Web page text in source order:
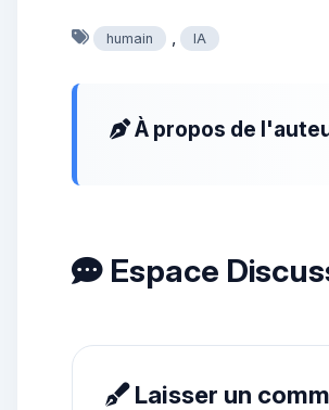
humain , IA
À propos de
Espace
Laisser un